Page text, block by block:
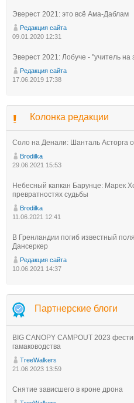
Эверест 2021: это всё Ама-Даблам
Редакция сайта
09.01.2020 12:31
Эверест 2021: Лобуче - "учитель на
Редакция сайта
17.06.2019 17:38
Колонка редакции
Соло на Денали: Шанталь Асторга
Brodilka
29.06.2021 15:53
Небесный капкан Барунце: Марек
превратностях судьбы
Brodilka
11.06.2021 12:41
В Гренландии погиб известный
Дансеркер
Редакция сайта
10.06.2021 14:37
Партнерские блоги
BIG CANOPY CAMPOUT 2023
гамаководства
TreeWalkers
21.06.2023 13:59
Снятие зависшего в кроне дрона